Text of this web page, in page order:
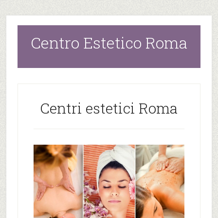
Centro Estetico Roma
Centri estetici Roma